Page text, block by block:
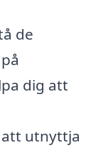
de
dig att
utnyttja